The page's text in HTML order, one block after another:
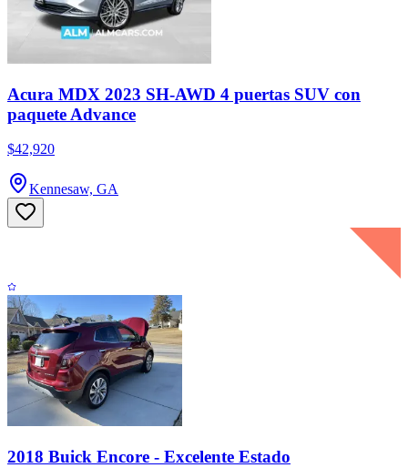
Acura MDX 2023 SH-AWD 4 puertas SUV con
paquete Advance
$42,920
Kennesaw, GA
2018 Buick Encore - Excelente Estado